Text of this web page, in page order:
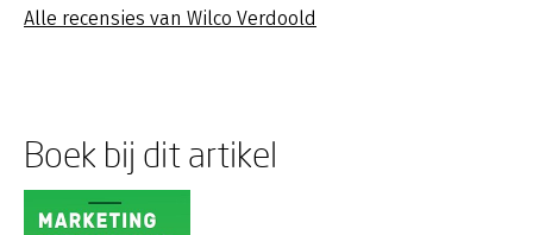
Alle recensies van Wilco Verdoold
Boek bij dit artikel